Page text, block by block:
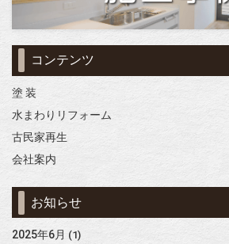
コンテンツ
塗 装
水まわりリフォーム
古民家再生
会社案内
お知らせ
2025年6月 (1)